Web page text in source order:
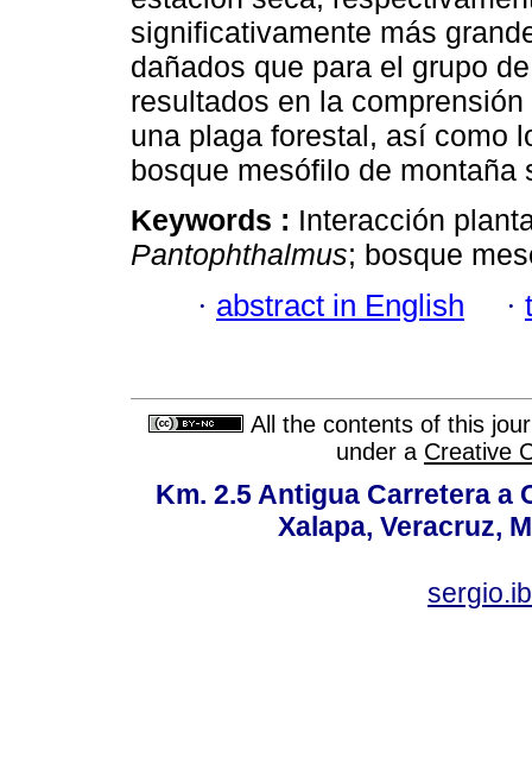
significativamente más
dañados que para el grupo
resultados en la
una plaga forestal, así como
bosque mesófilo de montaña
Keywords : Interacción
Pantophthalmus; bosque
· abstract in English ·
All the contents of this
under a Creative
Km. 2.5 Antigua Carretera a
Xalapa, Veracruz,